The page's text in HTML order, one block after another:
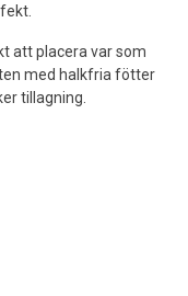
att placera var som
med halkfria fötter
tillagning.